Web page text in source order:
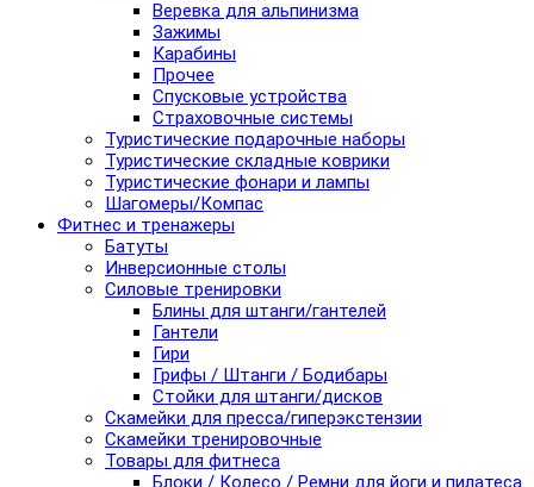
Веревка для альпинизма
Зажимы
Карабины
Прочее
Спусковые устройства
Страховочные системы
Туристические подарочные наборы
Туристические складные коврики
Туристические фонари и лампы
Шагомеры/Компас
Фитнес и тренажеры
Батуты
Инверсионные столы
Силовые тренировки
Блины для штанги/гантелей
Гантели
Гири
Грифы / Штанги / Бодибары
Стойки для штанги/дисков
Скамейки для пресса/гиперэкстензии
Скамейки тренировочные
Товары для фитнеса
Блоки / Колесо / Ремни для йоги и пилатеса